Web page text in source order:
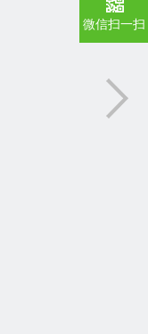
微信扫一扫